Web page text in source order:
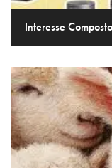
Interesse